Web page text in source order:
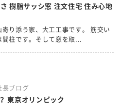
樹脂サッシ窓 注文住宅 住み心地
り添う家、大工工事です。 筋交い
柱です。そして窓を取...
長ブログ
東京オリンピック